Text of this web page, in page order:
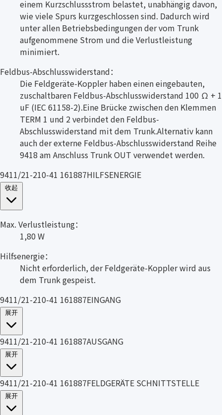
einem Kurzschlussstrom belastet, unabhängig davon,
wie viele Spurs kurzgeschlossen sind. Dadurch wird
unter allen Betriebsbedingungen der vom Trunk
aufgenommene Strom und die Verlustleistung
minimiert.
Feldbus-Abschlusswiderstand：
Die Feldgeräte-Koppler haben einen eingebauten,
zuschaltbaren Feldbus-Abschlusswiderstand 100 Ω + 1
uF (IEC 61158-2).Eine Brücke zwischen den Klemmen
TERM 1 und 2 verbindet den Feldbus-
Abschlusswiderstand mit dem Trunk.Alternativ kann
auch der externe Feldbus-Abschlusswiderstand Reihe
9418 am Anschluss Trunk OUT verwendet werden.
9411/21-210-41 161887HILFSENERGIE
Max. Verlustleistung：
1,80 W
Hilfsenergie：
Nicht erforderlich, der Feldgeräte-Koppler wird aus
dem Trunk gespeist.
9411/21-210-41 161887EINGANG
9411/21-210-41 161887AUSGANG
9411/21-210-41 161887FELDGERÄTE SCHNITTSTELLE